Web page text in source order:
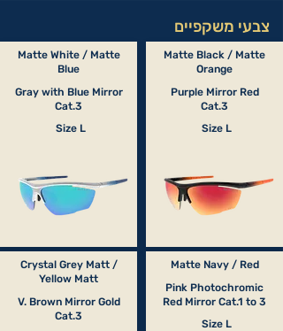
צבעי משקפיים
Matte White / Matte
Blue
Gray with Blue Mirror
Cat.3
Size L
Crystal Grey Matt /
Yellow Matt
V. Brown Mirror Gold
Cat.3
Matte Black / Matte
Orange
Purple Mirror Red
Cat.3
Size L
Matte Navy / Red
Pink Photochromic
Red Mirror Cat.1 to 3
Size L